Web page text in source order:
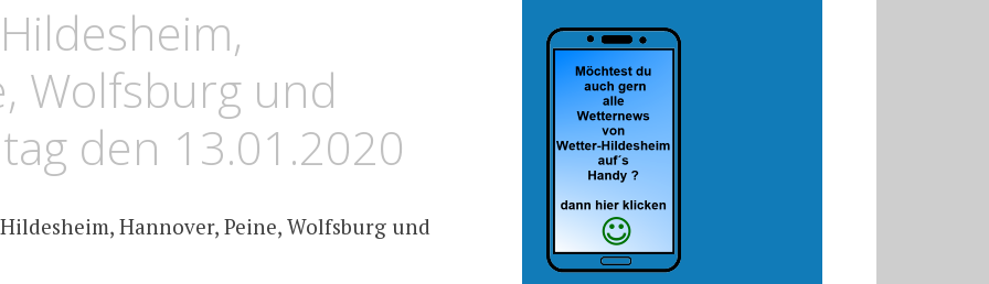
Wolfsburg und
den 13.01.2020
Hannover, Peine, Wolfsburg und